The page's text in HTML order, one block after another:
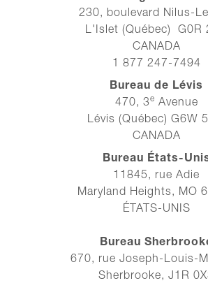
230, boulevard Nilus-
L'Islet (Québec) G0R
CANADA
1 877 247-7494
Bureau de Lévis
470, 3e Avenue
Lévis (Québec) G6W
CANADA
Bureau États-
11845, rue Adie
Maryland Heights, MO
ÉTATS-UNIS
Bureau
670, rue Joseph-Louis-
Sherbrooke, J1R